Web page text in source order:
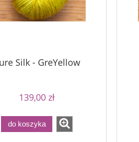
Silk - GreYellow
139,00 zł
do koszyka